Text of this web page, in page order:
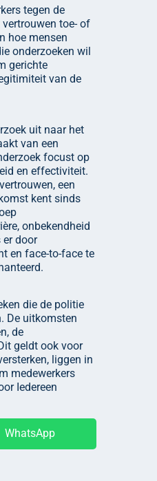
tegen de
toe- of
hoe mensen
onderzoeken wil
gerichte
van de
uit naar het
van een
focust op
en effectiviteit.
een
kent sinds
onbekendheid
er door
en face-to-face te
die de politie
De uitkomsten
de
geldt ook voor
liggen in
medewerkers
Iedereen
WhatsApp